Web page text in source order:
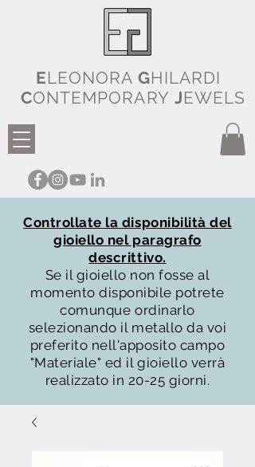
ELEONORA GHILARDI
CONTEMPORARY JEWELS
Controllate la disponibilità del
gioiello nel paragrafo
descrittivo.
Se il gioiello non fosse al
momento disponibile potrete
comunque ordinarlo
selezionando il metallo da voi
preferito nell'apposito campo
"Materiale" ed il gioiello verrà
realizzato in 20-25 giorni.